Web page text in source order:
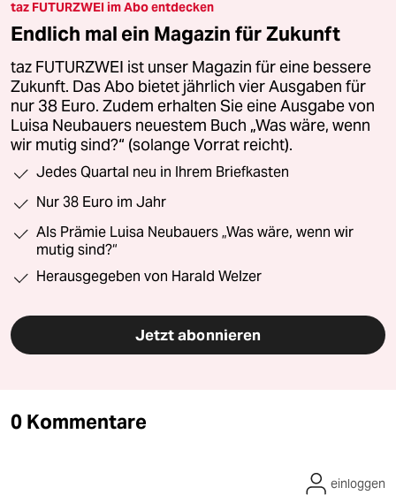
taz FUTURZWEI im Abo entdecken
Endlich mal ein Magazin für Zukunft
taz FUTURZWEI ist unser Magazin für eine bessere
Zukunft. Das Abo bietet jährlich vier Ausgaben für
nur 38 Euro. Zudem erhalten Sie eine Ausgabe von
Luisa Neubauers neuestem Buch „Was wäre, wenn
wir mutig sind?“ (solange Vorrat reicht).
Jedes Quartal neu in Ihrem Briefkasten
Nur 38 Euro im Jahr
Als Prämie Luisa Neubauers „Was wäre, wenn wir
mutig sind?“
Herausgegeben von Harald Welzer
Jetzt abonnieren
0 Kommentare
einloggen